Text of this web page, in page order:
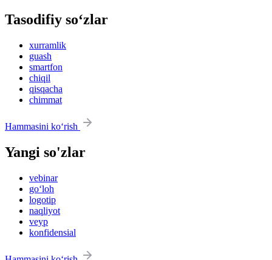
Tasodifiy so‘zlar
xurramlik
guash
smartfon
chiqil
qisqacha
chimmat
Hammasini ko‘rish
Yangi so'zlar
vebinar
go‘loh
logotip
naqliyot
veyp
konfidensial